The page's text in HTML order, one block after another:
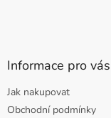
Informace pro vás
Jak nakupovat
Obchodní podmínky